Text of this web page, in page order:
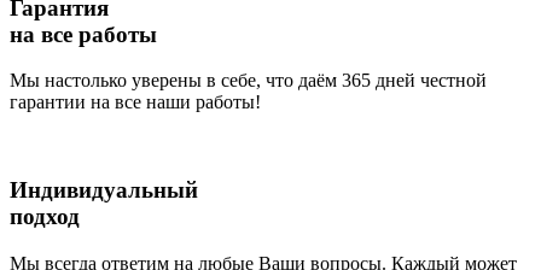
Гарантия
на все работы
Мы настолько уверены в себе, что даём 365 дней честной
гарантии на все наши работы!
Индивидуальный
подход
Мы всегда ответим на любые Ваши вопросы. Каждый может